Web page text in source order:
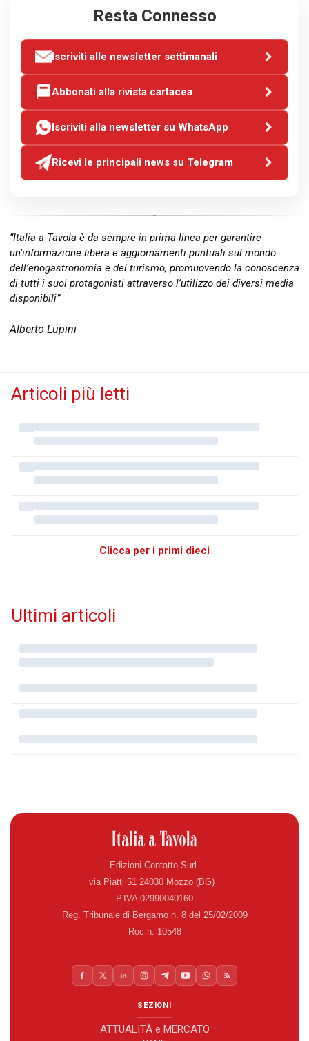
Resta Connesso
Iscriviti alle newsletter settimanali
Abbonati alla rivista cartacea
Iscriviti alla newsletter su WhatsApp
Ricevi le principali news su Telegram
“Italia a Tavola è da sempre in prima linea per garantire
un’informazione libera e aggiornamenti puntuali sul mondo
dell’enogastronomia e del turismo, promuovendo la conoscenza
di tutti i suoi protagonisti attraverso l’utilizzo dei diversi media
disponibili”
Alberto Lupini
Articoli più letti
Clicca per i primi dieci
Ultimi articoli
Edizioni Contatto Surl
via Piatti 51 24030 Mozzo (BG)
P.IVA 02990040160
Reg. Tribunale di Bergamo n. 8 del 25/02/2009
Roc n. 10548
SEZIONI
ATTUALITÀ e MERCATO